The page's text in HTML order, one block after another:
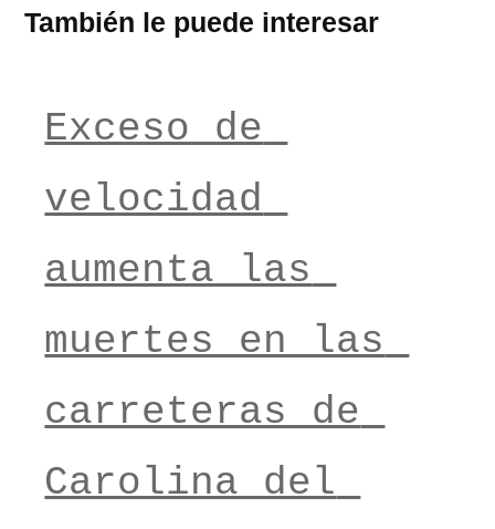
También le puede interesar
Exceso de
velocidad
aumenta las
muertes en las
carreteras de
Carolina del